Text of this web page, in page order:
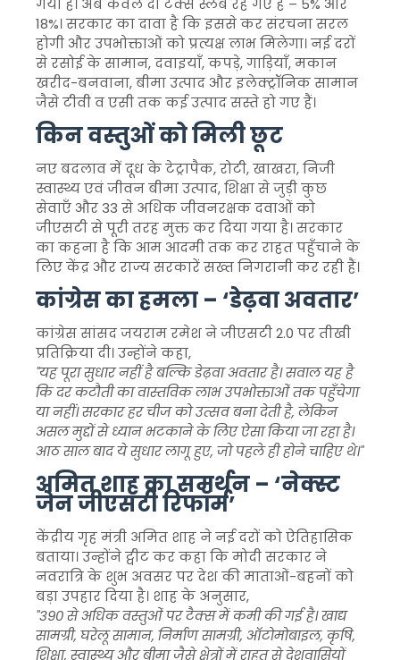
गया है। अब केवल दो टैक्स स्लैब रह गए हैं – 5% और
18%। सरकार का दावा है कि इससे कर संरचना सरल
होगी और उपभोक्ताओं को प्रत्यक्ष लाभ मिलेगा। नई दरों
से रसोई के सामान, दवाइयाँ, कपड़े, गाड़ियाँ, मकान
खरीद-बनवाना, बीमा उत्पाद और इलेक्ट्रॉनिक सामान
जैसे टीवी व एसी तक कई उत्पाद सस्ते हो गए हैं।
किन वस्तुओं को मिली छूट
नए बदलाव में दूध के टेट्रापैक, रोटी, खाखरा, निजी
स्वास्थ्य एवं जीवन बीमा उत्पाद, शिक्षा से जुड़ी कुछ
सेवाएँ और 33 से अधिक जीवनरक्षक दवाओं को
जीएसटी से पूरी तरह मुक्त कर दिया गया है। सरकार
का कहना है कि आम आदमी तक कर राहत पहुँचाने के
लिए केंद्र और राज्य सरकारें सख्त निगरानी कर रही हैं।
कांग्रेस का हमला – ‘डेढ़वा अवतार’
कांग्रेस सांसद जयराम रमेश ने जीएसटी 2.0 पर तीखी
प्रतिक्रिया दी। उन्होंने कहा,
"यह पूरा सुधार नहीं है बल्कि डेढ़वा अवतार है। सवाल यह है
कि दर कटौती का वास्तविक लाभ उपभोक्ताओं तक पहुँचेगा
या नहीं। सरकार हर चीज को उत्सव बना देती है, लेकिन
असल मुद्दों से ध्यान भटकाने के लिए ऐसा किया जा रहा है।
आठ साल बाद ये सुधार लागू हुए, जो पहले ही होने चाहिए थे।"
अमित शाह का समर्थन – ‘नेक्स्ट
जेन जीएसटी रिफॉर्म’
केंद्रीय गृह मंत्री अमित शाह ने नई दरों को ऐतिहासिक
बताया। उन्होंने ट्वीट कर कहा कि मोदी सरकार ने
नवरात्रि के शुभ अवसर पर देश की माताओं-बहनों को
बड़ा उपहार दिया है। शाह के अनुसार,
"390 से अधिक वस्तुओं पर टैक्स में कमी की गई है। खाद्य
सामग्री, घरेलू सामान, निर्माण सामग्री, ऑटोमोबाइल, कृषि,
शिक्षा, स्वास्थ्य और बीमा जैसे क्षेत्रों में राहत से देशवासियों